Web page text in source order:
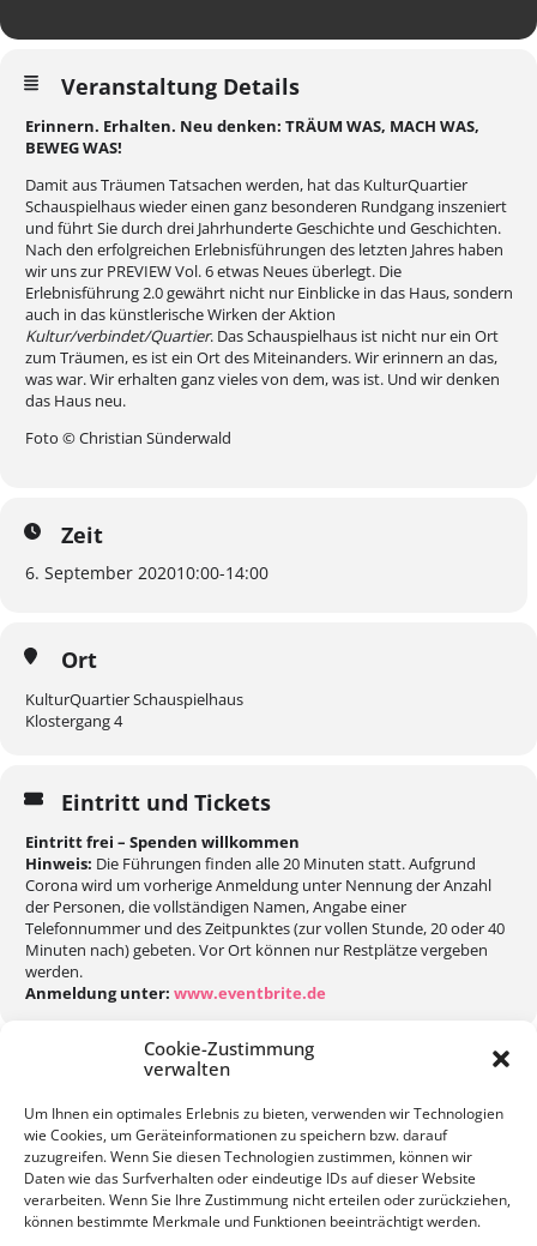
Cookie-Zustimmung
verwalten
Um Ihnen ein optimales Erlebnis zu bieten, verwenden wir Technologien
wie Cookies, um Geräteinformationen zu speichern bzw. darauf
zuzugreifen. Wenn Sie diesen Technologien zustimmen, können wir
Daten wie das Surfverhalten oder eindeutige IDs auf dieser Website
verarbeiten. Wenn Sie Ihre Zustimmung nicht erteilen oder zurückziehen,
können bestimmte Merkmale und Funktionen beeinträchtigt werden.
Veranstaltung Details
Erinnern. Erhalten. Neu denken: TRÄUM WAS, MACH WAS,
BEWEG WAS!
Damit aus Träumen Tatsachen werden, hat das KulturQuartier
Schauspielhaus wieder einen ganz besonderen Rundgang inszeniert
und führt Sie durch drei Jahrhunderte Geschichte und Geschichten.
Nach den erfolgreichen Erlebnisführungen des letzten Jahres haben
wir uns zur PREVIEW Vol. 6 etwas Neues überlegt. Die
Erlebnisführung 2.0 gewährt nicht nur Einblicke in das Haus, sondern
auch in das künstlerische Wirken der Aktion
Kultur/verbindet/Quartier. Das Schauspielhaus ist nicht nur ein Ort
zum Träumen, es ist ein Ort des Miteinanders. Wir erinnern an das,
was war. Wir erhalten ganz vieles von dem, was ist. Und wir denken
das Haus neu.
Foto © Christian Sünderwald
Zeit
6. September 202010:00-14:00
Ort
KulturQuartier Schauspielhaus
Klostergang 4
Eintritt und Tickets
Eintritt frei – Spenden willkommen
Hinweis: Die Führungen finden alle 20 Minuten statt. Aufgrund
Corona wird um vorherige Anmeldung unter Nennung der Anzahl
der Personen, die vollständigen Namen, Angabe einer
Telefonnummer und des Zeitpunktes (zur vollen Stunde, 20 oder 40
Minuten nach) gebeten. Vor Ort können nur Restplätze vergeben
werden.
Anmeldung unter: www.eventbrite.de
KALENDER GOOGLEKALENDER